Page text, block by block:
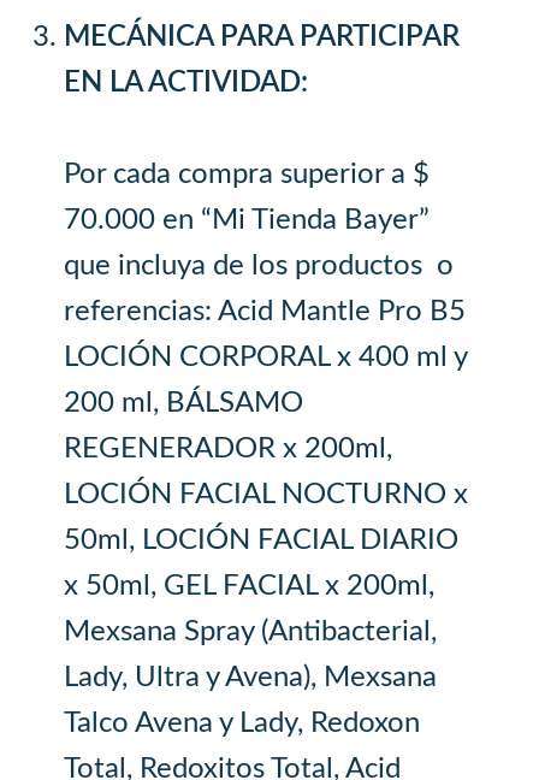
MECÁNICA PARA PARTICIPAR
EN LA ACTIVIDAD:
Por cada compra superior a $
70.000 en “Mi Tienda Bayer”
que incluya de los productos o
referencias: Acid Mantle Pro B5
LOCIÓN CORPORAL x 400 ml y
200 ml, BÁLSAMO
REGENERADOR x 200ml,
LOCIÓN FACIAL NOCTURNO x
50ml, LOCIÓN FACIAL DIARIO
x 50ml, GEL FACIAL x 200ml,
Mexsana Spray (Antibacterial,
Lady, Ultra y Avena), Mexsana
Talco Avena y Lady, Redoxon
Total, Redoxitos Total, Acid